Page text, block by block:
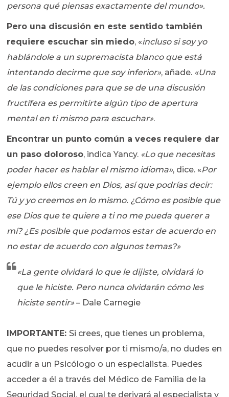
persona qué piensas exactamente del mundo».
Pero una discusión en este sentido también
requiere escuchar sin miedo, «incluso si soy yo
hablándole a un supremacista blanco que está
intentando decirme que soy inferior», añade. «Una
de las condiciones para que se de una discusión
fructífera es permitirte algún tipo de apertura
mental en ti mismo para escuchar».
Encontrar un punto común a veces requiere dar
un paso doloroso, indica Yancy. «Lo que necesitas
poder hacer es hablar el mismo idioma», dice. «Por
ejemplo ellos creen en Dios, así que podrías decir:
Tú y yo creemos en lo mismo. ¿Cómo es posible que
ese Dios que te quiere a ti no me pueda querer a
mí? ¿Es posible que podamos estar de acuerdo en
no estar de acuerdo con algunos temas?»
«La gente olvidará lo que le dijiste, olvidará lo
que le hiciste. Pero nunca olvidarán cómo les
hiciste sentir»– Dale Carnegie
IMPORTANTE: Si crees, que tienes un problema,
que no puedes resolver por ti mismo/a, no dudes en
acudir a un Psicólogo o un especialista. Puedes
acceder a él a través del Médico de Familia de la
Seguridad Social, el cual te derivará al especialista y